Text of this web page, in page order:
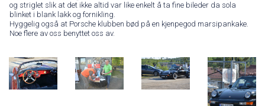
og striglet slik at det ikke altid var like enkelt å ta fine bileder da sola
blinket i blank lakk og fornikling.
Hyggelig også at Porsche klubben bød på en kjenpegod marsipankake.
Noe flere av oss benyttet oss av.